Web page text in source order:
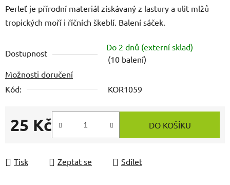
Perleť je přírodní materiál získávaný z lastury a ulit mlžů
tropických moří i říčních škeblí. Balení sáček.
Dostupnost
Do 2 dnů (externí sklad)
(10 balení)
Možnosti doručení
Kód:
KOR1059
25 Kč
Měrná cena:
DO KOŠÍKU
Tisk Zeptat se Sdílet